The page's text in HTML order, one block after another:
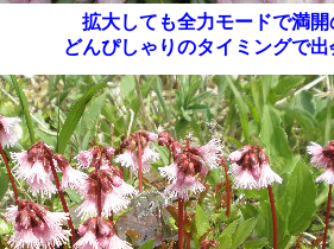
拡大しても全力モードで満開
どんぴしゃりのタイミングで